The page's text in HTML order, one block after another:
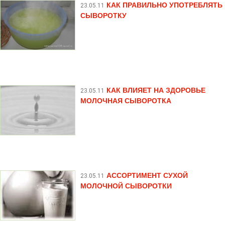
23.05.11 КАК ПРАВИЛЬНО УПОТРЕБЛЯТЬ
СЫВОРОТКУ
23.05.11 КАК ВЛИЯЕТ НА ЗДОРОВЬЕ
МОЛОЧНАЯ СЫВОРОТКА
23.05.11 АССОРТИМЕНТ СУХОЙ
МОЛОЧНОЙ СЫВОРОТКИ